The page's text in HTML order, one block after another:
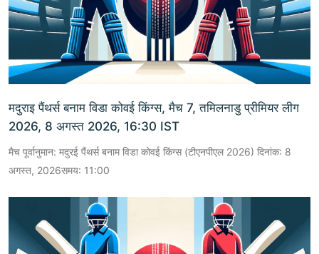
मदुराइ पैंथर्स बनाम विडा कोवई किंग्स, मैच 7, तमिलनाडु प्रीमियर लीग
2026, 8 अगस्त 2026, 16:30 IST
मैच पूर्वानुमान: मदुरई पैंथर्स बनाम विडा कोवई किंग्स (टीएनपीएल 2026) दिनांक: 8
अगस्त, 2026समय: 11:00